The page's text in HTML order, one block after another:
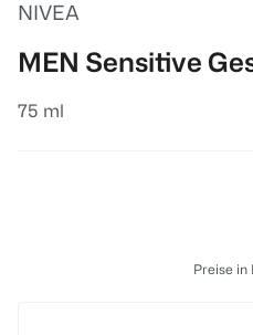
NIVEA
MEN Sensitive
75 ml
Preise in